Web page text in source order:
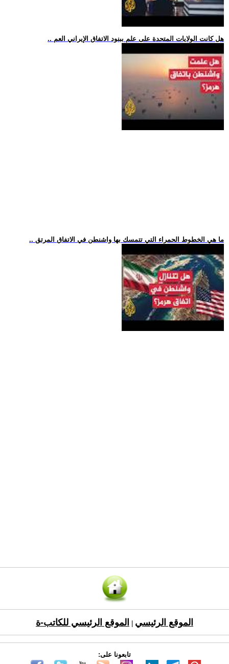
.. هل كانت الولايات المتحدة على علم ببنود الاتفاق الإيراني العم
.. ما هي الخطوط الحمراء التي تتمسك بها واشنطن في الاتفاق المرتق
الموقع الرئيسي الموقع الرئيسي للكاتب-ة
تابعونا على: